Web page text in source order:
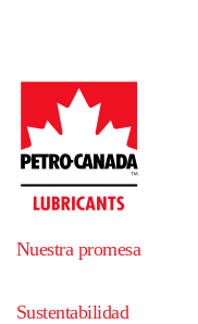
Nuestra promesa
Sustentabilidad